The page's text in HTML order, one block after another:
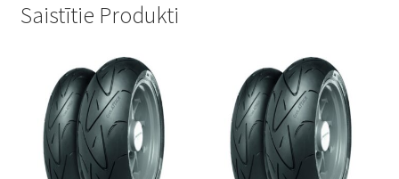
Saistītie Produkti